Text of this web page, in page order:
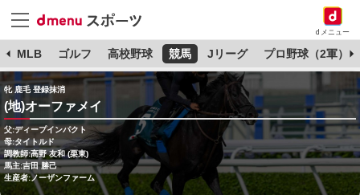
dメニュー
MLB ゴルフ 高校野球 競馬 Jリーグ プロ野球（2軍）
牝 鹿毛 登録抹消
(地)オーファメイ
父:ディープインパクト
母:タイトルド
調教師:高野 友和 (栗東)
馬主:吉田 勝己
生産者:ノーザンファーム